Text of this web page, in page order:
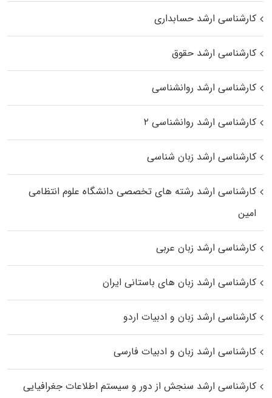
کارشناسی ارشد حسابداری
کارشناسی ارشد حقوق
کارشناسی ارشد روانشناسی
کارشناسی ارشد روانشناسی ۲
کارشناسی ارشد زبان شناسی
کارشناسی ارشد رﺷﺘﻪ ﻫﺎی تخصصی داﻧﺸﮕﺎه ﻋﻠﻮم انتظامی
اﻣﻴﻦ
کارشناسی ارشد زبان عربی
کارشناسی ارشد زبان‌ های باستانی ایران
کارشناسی ارشد زبان و ادبیات اردو
کارشناسی ارشد زبان و ادبیات فارسی
کارشناسی ارشد سنجش از دور و سیستم اطلاعات جغرافیایی